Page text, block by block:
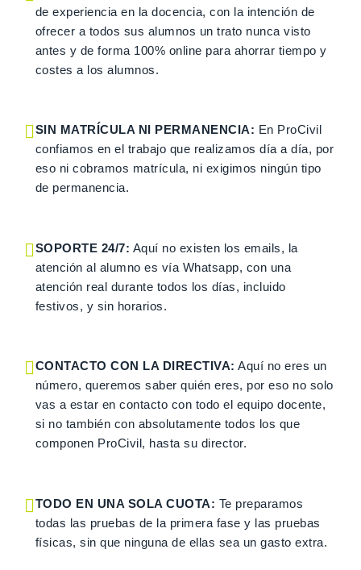
de experiencia en la docencia, con la intención de
ofrecer a todos sus alumnos un trato nunca visto
antes y de forma 100% online para ahorrar tiempo y
costes a los alumnos.
SIN MATRÍCULA NI PERMANENCIA: En ProCivil
confiamos en el trabajo que realizamos día a día, por
eso ni cobramos matrícula, ni exigimos ningún tipo
de permanencia.
SOPORTE 24/7: Aquí no existen los emails, la
atención al alumno es vía Whatsapp, con una
atención real durante todos los días, incluido
festivos, y sin horarios.
CONTACTO CON LA DIRECTIVA: Aquí no eres un
número, queremos saber quién eres, por eso no solo
vas a estar en contacto con todo el equipo docente,
si no también con absolutamente todos los que
componen ProCivil, hasta su director.
TODO EN UNA SOLA CUOTA: Te preparamos
todas las pruebas de la primera fase y las pruebas
físicas, sin que ninguna de ellas sea un gasto extra.